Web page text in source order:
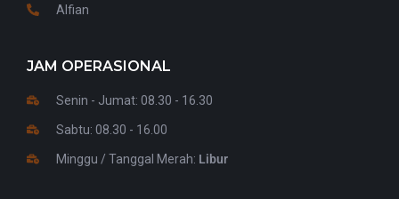
Alfian
JAM OPERASIONAL
Senin - Jumat: 08.30 - 16.30
Sabtu: 08.30 - 16.00
Minggu / Tanggal Merah: Libur